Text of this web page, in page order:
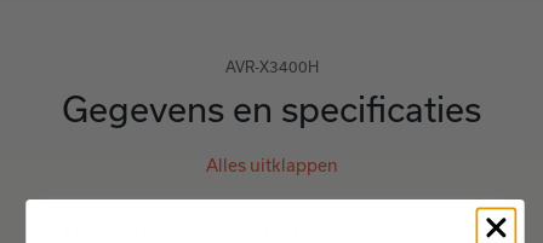
AVR-X3400H
Gegevens en specificaties
Alles uitklappen